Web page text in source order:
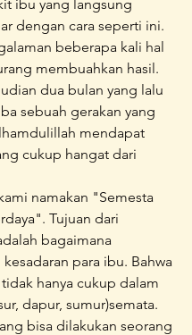
ibu yang langsung
dengan cara seperti ini.
beberapa kali hal
membuahkan hasil.
dua bulan yang lalu
sebuah gerakan yang
mendapat
cukup hangat dari
namakan "Semesta
Tujuan dari
bagaimana
para ibu. Bahwa
hanya cukup dalam
dapur, sumur)semata.
bisa dilakukan seorang